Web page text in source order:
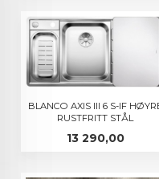
BLANCO AXIS III 6 S-IF
RUSTFRITT STÅL
Pris
13 290,00